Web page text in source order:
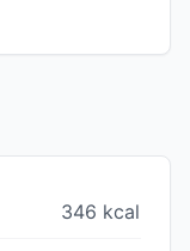
346 kcal